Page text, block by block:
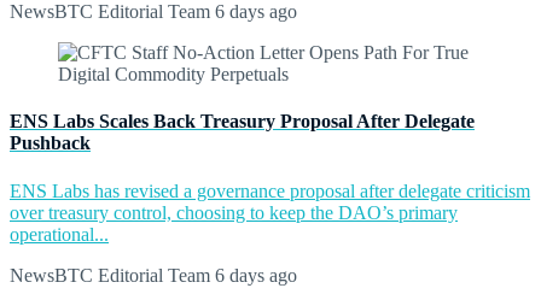
NewsBTC Editorial Team 6 days ago
ENS Labs Scales Back Treasury Proposal After Delegate
Pushback
ENS Labs has revised a governance proposal after delegate criticism
over treasury control, choosing to keep the DAO’s primary
operational...
NewsBTC Editorial Team 6 days ago